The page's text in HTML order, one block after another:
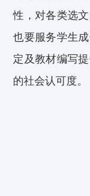
性，对各类选
也要服务学生成
定 及教材编写
的社会认可度。